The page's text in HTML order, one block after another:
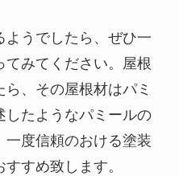
ようでしたら、ぜひ一
てみてください。屋根
、その屋根材はパミ
したようなパミールの
度信頼のおける塗装
すめ致します。